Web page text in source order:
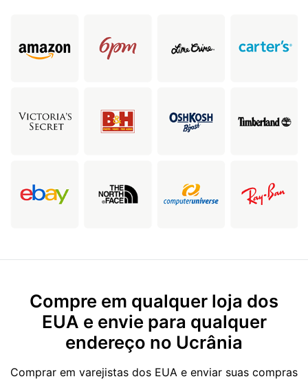
Compre em qualquer loja dos
EUA e envie para qualquer
endereço no Ucrânia
Comprar em varejistas dos EUA e enviar suas compras